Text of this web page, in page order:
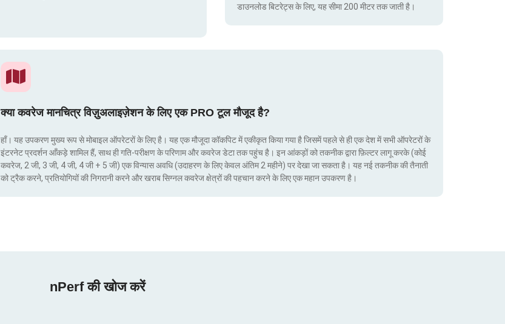
डाउनलोड बिटरेट्स के लिए, यह सीमा 200 मीटर तक जाती है।
क्या कवरेज मानचित्र विज़ुअलाइज़ेशन के लिए एक PRO टूल मौजूद है?
हाँ। यह उपकरण मुख्य रूप से मोबाइल ऑपरेटरों के लिए है। यह एक मौजूदा कॉकपिट में एकीकृत किया गया है जिसमें पहले से ही एक देश में सभी ऑपरेटरों के
इंटरनेट प्रदर्शन आँकड़े शामिल हैं, साथ ही गति-परीक्षण के परिणाम और कवरेज डेटा तक पहुंच है। इन आंकड़ों को तकनीक द्वारा फ़िल्टर लागू करके (कोई
कवरेज, 2 जी, 3 जी, 4 जी, 4 जी + 5 जी) एक विन्यास अवधि (उदाहरण के लिए केवल अंतिम 2 महीने) पर देखा जा सकता है। यह नई तकनीक की तैनाती
को ट्रैक करने, प्रतियोगियों की निगरानी करने और खराब सिग्नल कवरेज क्षेत्रों की पहचान करने के लिए एक महान उपकरण है।
nPerf की खोज करें